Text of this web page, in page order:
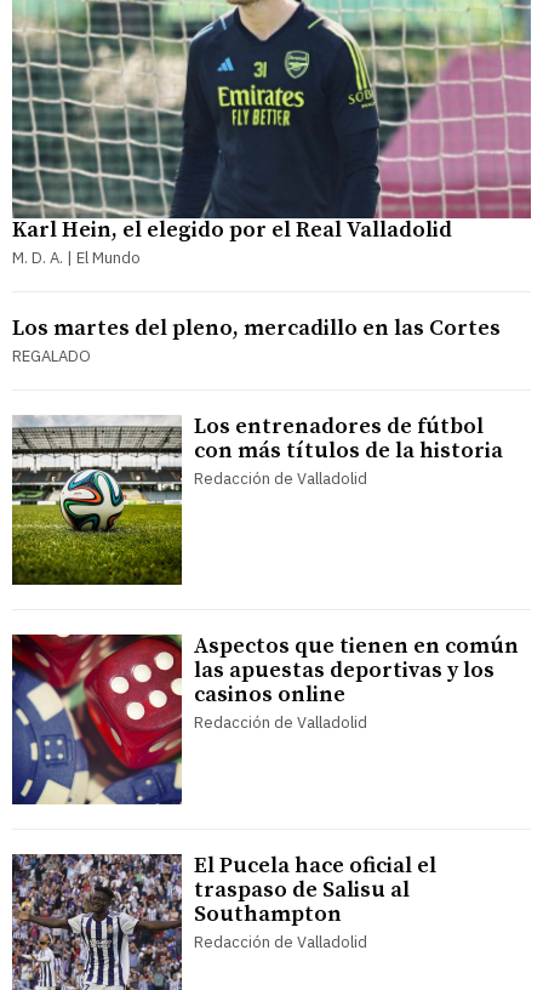
Karl Hein, el elegido por el Real Valladolid
M. D. A. | El Mundo
Los martes del pleno, mercadillo en las Cortes
REGALADO
Los entrenadores de fútbol
con más títulos de la historia
Redacción de Valladolid
Aspectos que tienen en común
las apuestas deportivas y los
casinos online
Redacción de Valladolid
El Pucela hace oficial el
traspaso de Salisu al
Southampton
Redacción de Valladolid